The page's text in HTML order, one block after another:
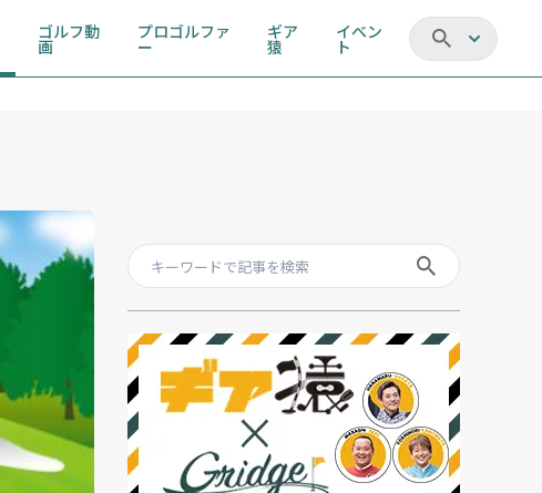
ゴルフ動
画
プロゴルファ
ー
ギア
猿
イベン
ト